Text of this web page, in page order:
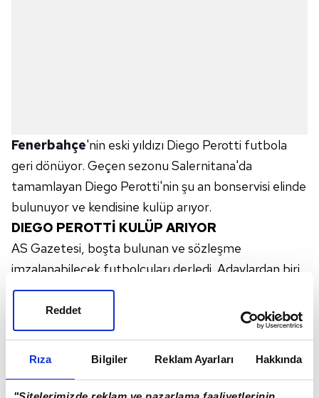
Rıza Bilgiler Reklam Ayarları Hakkında
Reddet
Fenerbahçe'nin eski yıldızı Diego Perotti futbola
geri dönüyor. Geçen sezonu Salernitana'da
tamamlayan Diego Perotti'nin şu an bonservisi elinde
bulunuyor ve kendisine kulüp arıyor.
DIEGO PEROTTİ KULÜP ARIYOR
AS Gazetesi, boşta bulunan ve sözleşme
imzalanabilecek futbolcuları derledi. Adaylardan biri
olarak Diego Perotti gösterildi. Yaşadığı ağır
sakatlıklardan dolayı uzun süre formasından uzak
kalan Perotti, geçtiğimiz yılın devre arasında İtalyan
ekibi Salernitana'ya transfer olmuştu. Serie A'da 11
edilmeme kararı alındı ve boşa çıktı.